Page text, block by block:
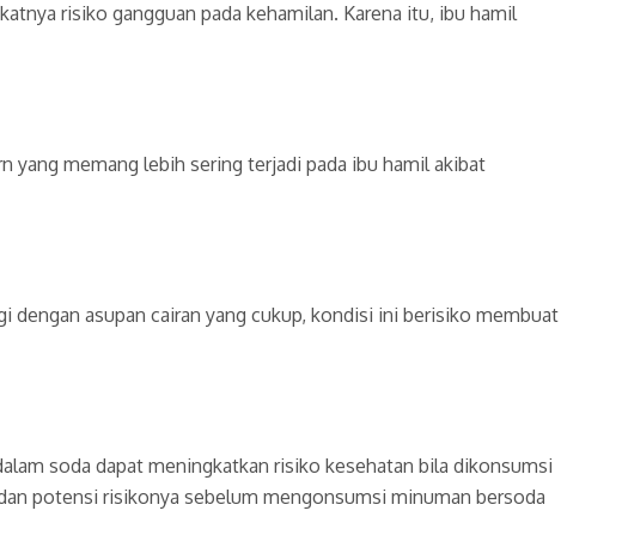
risiko gangguan pada kehamilan. Karena itu, ibu hamil
yang memang lebih sering terjadi pada ibu hamil akibat
asupan cairan yang cukup, kondisi ini berisiko membuat
soda dapat meningkatkan risiko kesehatan bila dikonsumsi
potensi risikonya sebelum mengonsumsi minuman bersoda